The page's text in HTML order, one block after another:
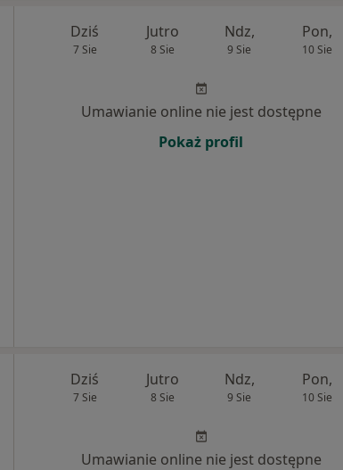
Dziś
7 Sie
Jutro
8 Sie
Ndz,
9 Sie
Pon,
10 Sie
Umawianie online nie jest dostępne
Pokaż profil
Dziś
7 Sie
Jutro
8 Sie
Ndz,
9 Sie
Pon,
10 Sie
Umawianie online nie jest dostępne